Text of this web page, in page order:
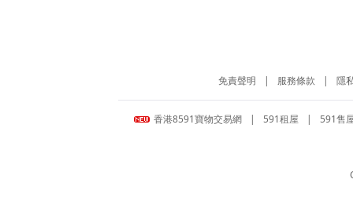
免責聲明 | 服務條款 | 隱
香港8591寶物交易網 | 591租屋 | 591售